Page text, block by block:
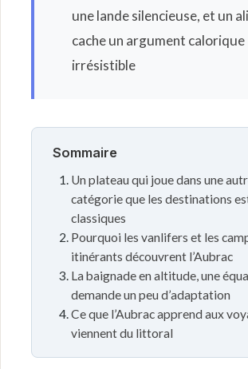
une lande silencieuse, et un
cache un argument calorique
irrésistible
Sommaire
Un plateau qui joue dans une
catégorie que les destinations
classiques
Pourquoi les vanlifers et les
itinérants découvrent l’Aubrac
La baignade en altitude, une
demande un peu d’adaptation
Ce que l’Aubrac apprend aux
viennent du littoral